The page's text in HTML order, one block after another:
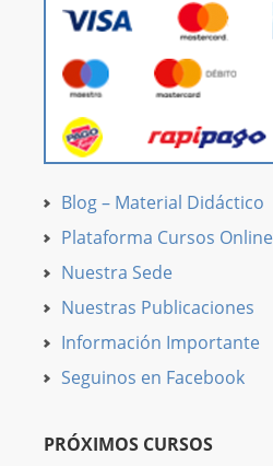
Blog – Material Didáctico
Plataforma Cursos Online
Nuestra Sede
Nuestras Publicaciones
Información Importante
Seguinos en Facebook
PRÓXIMOS CURSOS